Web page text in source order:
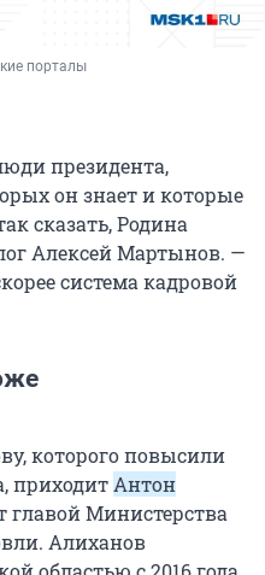
порталы
президента,
он знает и которые
сказать, Родина
Алексей Мартынов. —
система кадровой
которого повысили
приходит Антон
главой Министерства
Алиханов